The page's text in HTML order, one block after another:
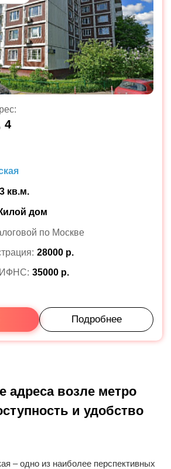
4
кв.м.
дом
по Москве
28000 р.
ИФНС: 35000 р.
Подробнее
адреса возле метро
и удобство
– одно из наиболее перспективных